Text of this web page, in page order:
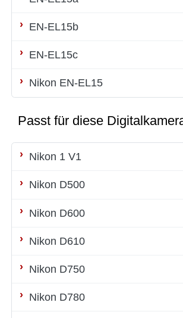
EN-EL15b
EN-EL15c
Nikon EN-EL15
Passt für diese
Nikon 1 V1
Nikon D500
Nikon D600
Nikon D610
Nikon D750
Nikon D780